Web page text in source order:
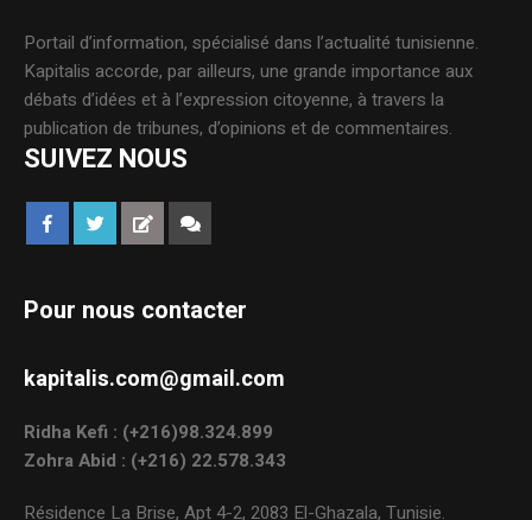
Portail d’information, spécialisé dans l’actualité tunisienne.
Kapitalis accorde, par ailleurs, une grande importance aux
débats d’idées et à l’expression citoyenne, à travers la
publication de tribunes, d’opinions et de commentaires.
SUIVEZ NOUS
Pour nous contacter
kapitalis.com@gmail.com
Ridha Kefi : (+216)98.324.899
Zohra Abid : (+216) 22.578.343
Résidence La Brise, Apt 4-2, 2083 El-Ghazala, Tunisie.